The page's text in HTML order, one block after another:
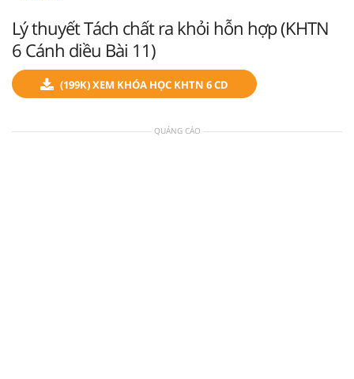
Lý thuyết Tách chất ra khỏi hỗn hợp (KHTN
6 Cánh diều Bài 11)
(199K) XEM KHÓA HỌC KHTN 6 CD
QUẢNG CÁO